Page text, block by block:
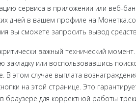
сервиса в приложении или веб-
дней в вашем профиле на
вы сможете запросить вывод
важный технический
закладку или воспользовавшись
В этом случае выплата
на этой странице. Это
для корректной работы